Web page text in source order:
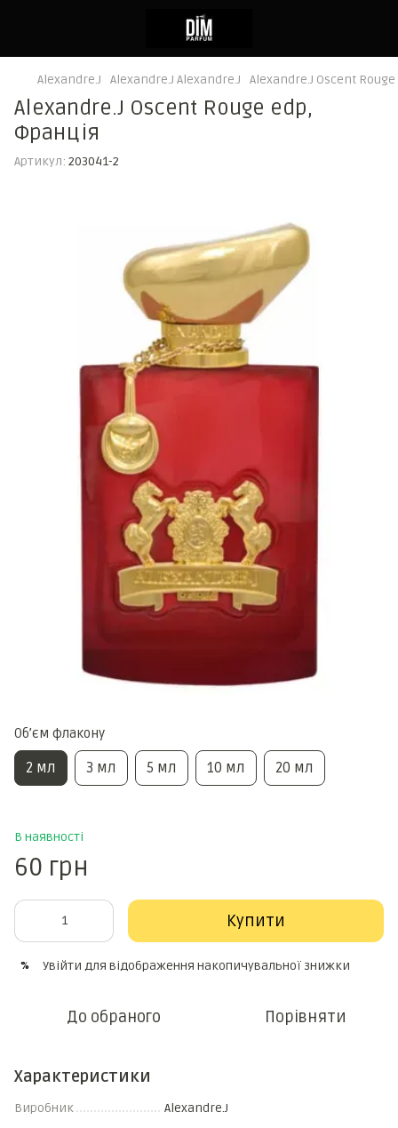
Alexandre.J Alexandre.J Alexandre.J Alexandre.J Oscent
Alexandre.J Oscent Rouge edp,
Франція
Артикул: 203041-2
Обʼєм флакону
2 мл 3 мл 5 мл 10 мл 20 мл
В наявності
60 грн
Купити
% Увійти для відображення накопичувальної знижки
До обраного Порівняти
Характеристики
Виробник Alexandre.J